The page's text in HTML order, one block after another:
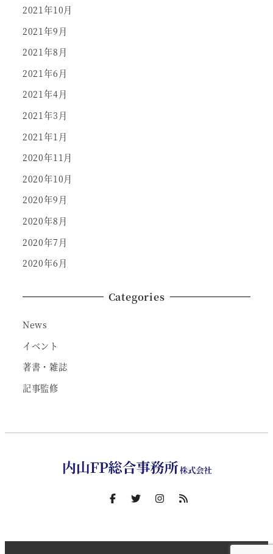
2021年10月
2021年9月
2021年8月
2021年6月
2021年4月
2021年3月
2021年1月
2020年11月
2020年10月
2020年9月
2020年8月
2020年7月
2020年6月
Categories
News
イベント
著書・雑誌
記事監修